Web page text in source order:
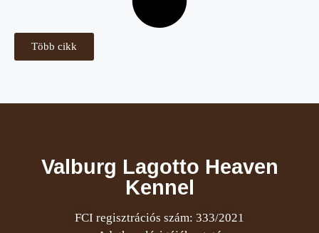
Több cikk
Valburg Lagotto Heaven
Kennel
FCI regisztrációs szám: 333/2021